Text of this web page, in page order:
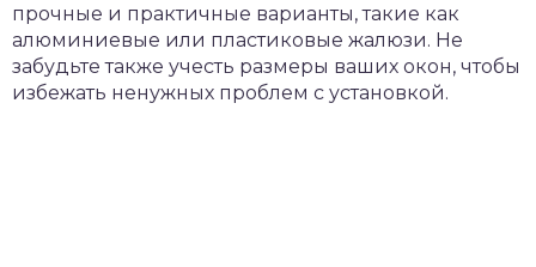
прочные и практичные варианты, такие как
алюминиевые или пластиковые жалюзи. Не
забудьте также учесть размеры ваших окон, чтобы
избежать ненужных проблем с установкой.